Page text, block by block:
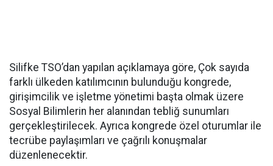
Silifke TSO’dan yapılan açıklamaya göre, Çok sayıda
farklı ülkeden katılımcının bulunduğu kongrede,
girişimcilik ve işletme yönetimi başta olmak üzere
Sosyal Bilimlerin her alanından tebliğ sunumları
gerçekleştirilecek. Ayrıca kongrede özel oturumlar ile
tecrübe paylaşımları ve çağrılı konuşmalar
düzenlenecektir.